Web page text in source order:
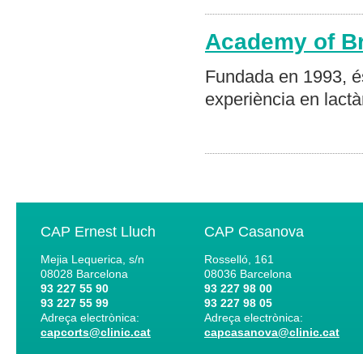
Academy of
Fundada en 1993,
experiència en
CAP Ernest Lluch
Mejia Lequerica, s/n
08028 Barcelona
93 227 55 90
93 227 55 99
Adreça electrònica:
capcorts@clinic.cat
CAP Casanova
Rosselló, 161
08036 Barcelona
93 227 98 00
93 227 98 05
Adreça electrònica:
capcasanova@clinic.cat